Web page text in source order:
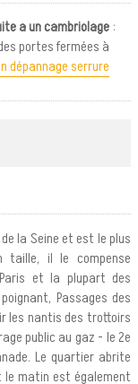
a un cambriolage :
portes fermées à
dépannage serrure
la Seine et est le plus
il le compense
et la plupart des
Passages des
les nantis des trottoirs
public au gaz - le 2e
Le quartier abrite
matin est également